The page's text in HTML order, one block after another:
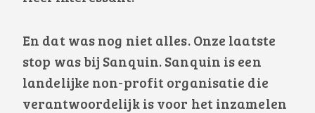
En dat was nog niet alles. Onze laatste
stop was bij Sanquin. Sanquin is een
landelijke non-profit organisatie die
verantwoordelijk is voor het inzamelen